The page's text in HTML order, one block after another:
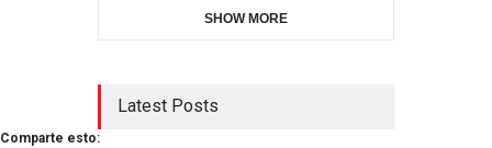
SHOW MORE
Latest Posts
Comparte esto: